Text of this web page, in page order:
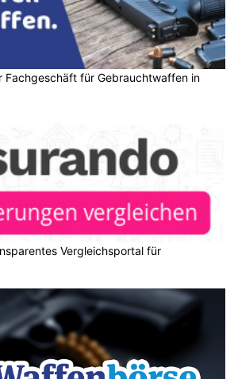
Fachgeschäft für Gebrauchtwaffen in
Vergleichsportal für